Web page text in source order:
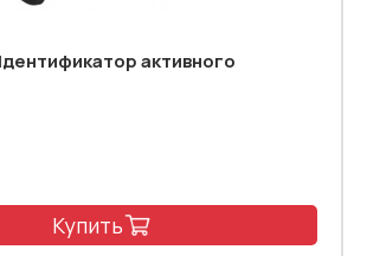
активного
Купить